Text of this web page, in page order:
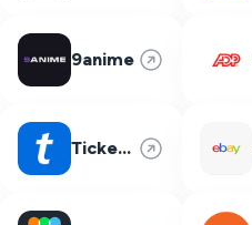
9anime
Ticketmaster